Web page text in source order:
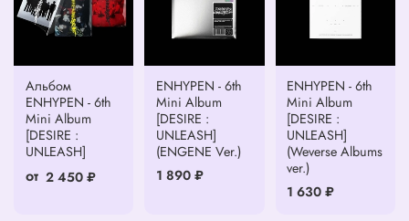
Альбом
ENHYPEN - 6th
Mini Album
[DESIRE :
UNLEASH]
от 2 450 ₽
ENHYPEN - 6th
Mini Album
[DESIRE :
UNLEASH]
(ENGENE Ver.)
1 890 ₽
ENHYPEN - 6th
Mini Album
[DESIRE :
UNLEASH]
(Weverse Albums
ver.)
1 630 ₽